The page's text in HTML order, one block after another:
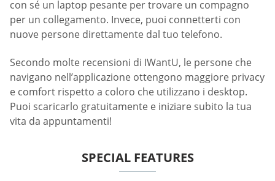
con sé un laptop pesante per trovare un compagno
per un collegamento. Invece, puoi connetterti con
nuove persone direttamente dal tuo telefono.
Secondo molte recensioni di IWantU, le persone che
navigano nell’applicazione ottengono maggiore privacy
e comfort rispetto a coloro che utilizzano i desktop.
Puoi scaricarlo gratuitamente e iniziare subito la tua
vita da appuntamenti!
SPECIAL FEATURES